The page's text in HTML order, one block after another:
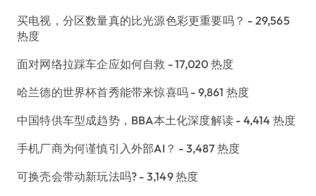
买电视，分区数量真的比光源色彩更重要吗？ - 29,565
热度
面对网络拉踩车企应如何自救 - 17,020 热度
哈兰德的世界杯首秀能带来惊喜吗 - 9,861 热度
中国特供车型成趋势，BBA本土化深度解读 - 4,414 热度
手机厂商为何谨慎引入外部AI？ - 3,487 热度
可换壳会带动新玩法吗? - 3,149 热度